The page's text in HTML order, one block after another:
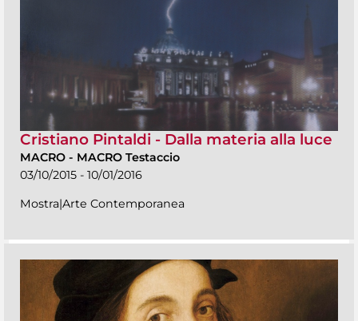
Cristiano Pintaldi - Dalla materia alla luce
MACRO - MACRO Testaccio
03/10/2015 - 10/01/2016
Mostra|Arte Contemporanea